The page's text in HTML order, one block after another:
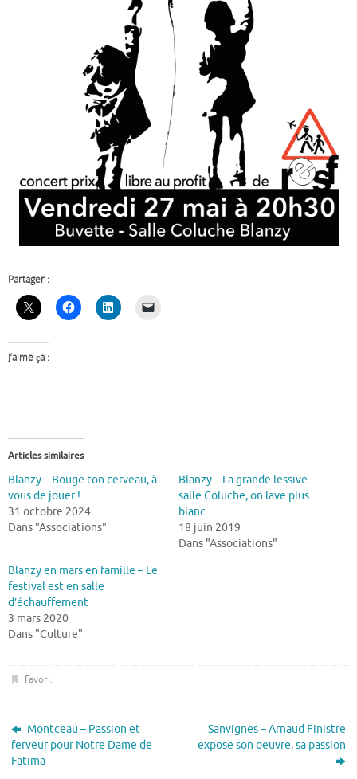
Partager :
J’aime ça :
Articles similaires
Blanzy – Bouge ton cerveau, à
vous de jouer !
31 octobre 2024
Dans "Associations"
Blanzy – La grande lessive
salle Coluche, on lave plus
blanc
18 juin 2019
Dans "Associations"
Blanzy en mars en famille – Le
festival est en salle
d’échauffement
3 mars 2020
Dans "Culture"
Favori.
Montceau – Passion et
ferveur pour Notre Dame de
Fatima
Sanvignes – Arnaud Finistre
expose son oeuvre, sa passion